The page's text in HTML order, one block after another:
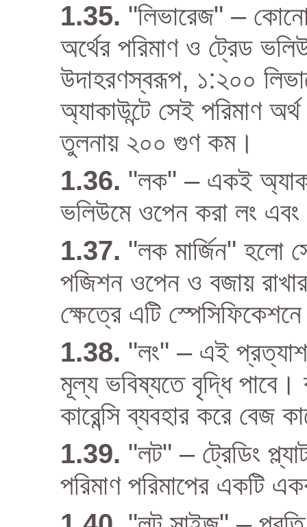
"লিভারেজ" –
অর্থের পরিমাণ ও ট্রেড
উদাহরণস্বরূপ, ১:২০০
অ্যাকাউন্টে সেই পরিমাণ
তুলনায় ২০০ গুণ কম।
"লক" – একই
ভলিউমে ওপেন করা লং
"লক মার্জিন" হলো
পজিশন ওপেন ও বজায়
ক্ষেত্রে এটি
"লং" – এই
মূল্য ভবিষ্যতে বৃদ্ধি পাবে।
কারেন্সি ব্যবহার করে বেজ
"লট" – ট্রেডিং
পরিমাণ পরিমাপের একটি